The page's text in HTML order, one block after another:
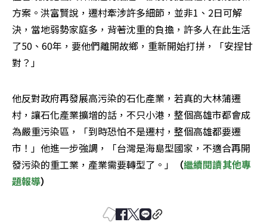
方案。洪富賢說，遷村牽涉許多細節，並非1、2日可解
決，當地弱勢家庭多，背著沈重的負擔，許多人在此生活
了50、60年，要他們離開故鄉，重新開始打拼，「安捏甘
對？」
他反對政府再發展高污染的石化產業，若真的大林蒲遷
村，讓石化產業擴增的話，不只小港，整個高雄市都會成
為嚴重污染區，「到時恐怕不是遷村，整個高雄都要遷
市！」他進一步強調，「台灣是海島型國家，不適合再開
發污染的重工業，產業需要轉型了。」
（繼續閱讀其他專
題報導）